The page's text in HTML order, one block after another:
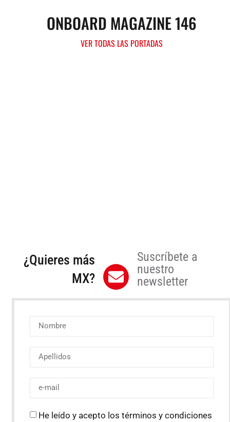
ONBOARD MAGAZINE 146
VER TODAS LAS PORTADAS
¿Quieres más
MX?
Suscríbete a
nuestro
newsletter
He leído y acepto los términos y condiciones